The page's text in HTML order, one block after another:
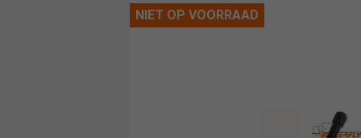
NIET OP VOORRAAD